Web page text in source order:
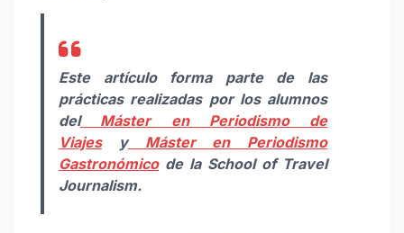
Este artículo forma parte de las
prácticas realizadas por los alumnos
delMáster en Periodismo de
ViajesyMáster en Periodismo
Gastronómicode la School of Travel
Journalism.